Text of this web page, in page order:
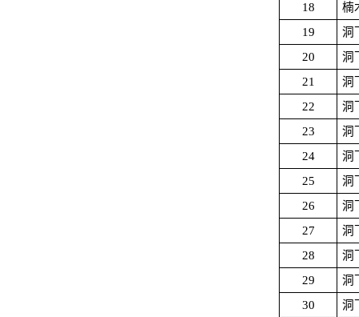
18
楠
19
洞
20
洞
21
洞
22
洞
23
洞
24
洞
25
洞
26
洞
27
洞
28
洞
29
洞
30
洞